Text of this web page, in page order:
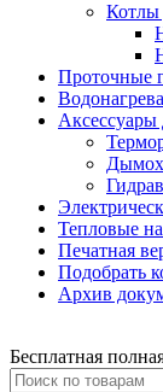
Котлы
Проточные
Аксессуары
Тепловые
Печатная
Подобрать
Архив
Бесплатная